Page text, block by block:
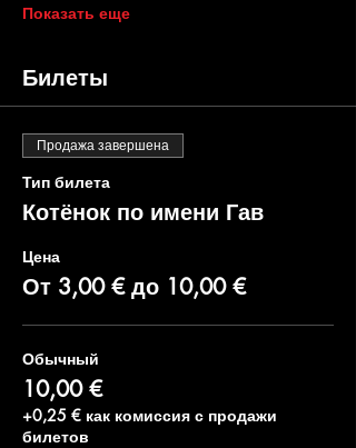
Показать еще
Билеты
Продажа завершена
Тип билета
Котёнок по имени Гав
Цена
От 3,00 € до 10,00 €
Обычный
10,00 €
+0,25 € как комиссия с продажи
билетов